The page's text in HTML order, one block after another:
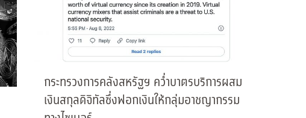
กระทรวงการคลังสหรัฐฯ คว่ำบาตรบริการผสม
เงินสกุลดิจิทัลซึ่งฟอกเงินให้กลุ่มอาชญากรรม